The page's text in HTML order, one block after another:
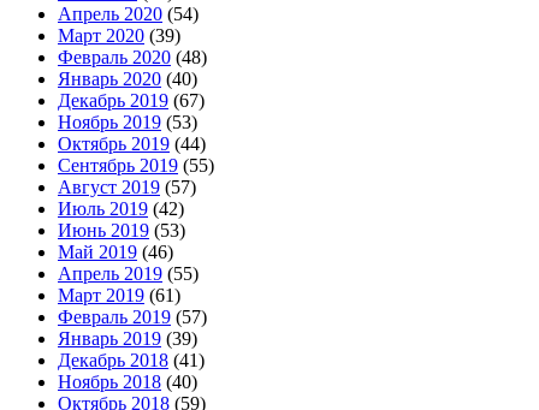
Апрель 2020 (54)
Март 2020 (39)
Февраль 2020 (48)
Январь 2020 (40)
Декабрь 2019 (67)
Ноябрь 2019 (53)
Октябрь 2019 (44)
Сентябрь 2019 (55)
Август 2019 (57)
Июль 2019 (42)
Июнь 2019 (53)
Май 2019 (46)
Апрель 2019 (55)
Март 2019 (61)
Февраль 2019 (57)
Январь 2019 (39)
Декабрь 2018 (41)
Ноябрь 2018 (40)
Октябрь 2018 (59)